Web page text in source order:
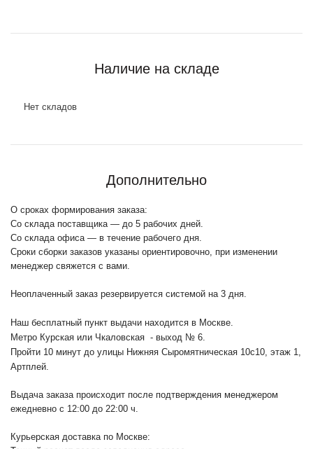
Наличие на складе
Нет складов
Дополнительно
О сроках формирования заказа:
Со склада поставщика — до 5 рабочих дней.
Со склада офиса — в течение рабочего дня.
Сроки сборки заказов указаны ориентировочно, при изменении
менеджер свяжется с вами.
Неоплаченный заказ резервируется системой на 3 дня.
Наш бесплатный пункт выдачи находится в Москве.
Метро Курская или Чкаловская - выход № 6.
Пройти 10 минут до улицы Нижняя Сыромятническая 10с10, этаж 1,
Артплей.
Выдача заказа происходит после подтверждения менеджером
ежедневно с 12:00 до 22:00 ч.
Курьерская доставка по Москве: